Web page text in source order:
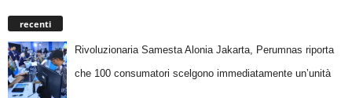
recenti
Rivoluzionaria Samesta Alonia Jakarta, Perumnas riporta
che 100 consumatori scelgono immediatamente un’unità